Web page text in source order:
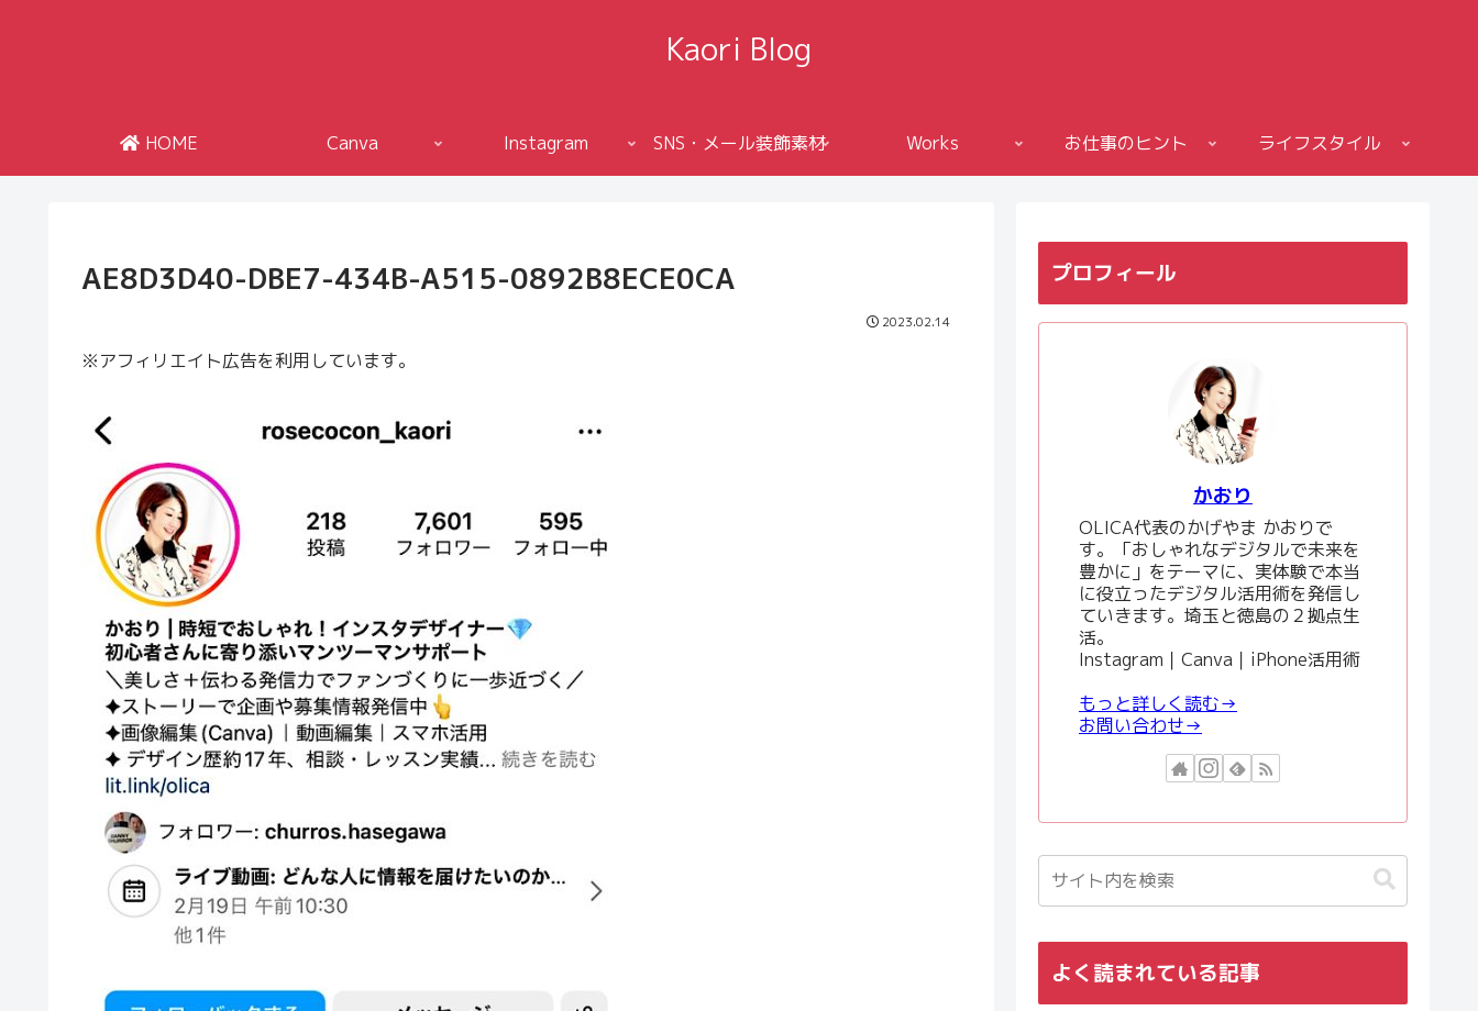
Kaori Blog
HOME Canva Instagram SNS・メール装飾素材 Works お仕事のヒント ライフスタイル
AE8D3D40-DBE7-434B-A515-0892B8ECE0CA
2023.02.14
※アフィリエイト広告を利用しています。
プロフィール
かおり
OLICA代表のかげやま かおりで
す。「おしゃれなデジタルで未来を
豊かに」をテーマに、実体験で本当
に役立ったデジタル活用術を発信し
ていきます。埼玉と徳島の２拠点生
活。
Instagram｜Canva｜iPhone活用術
もっと詳しく読む→
お問い合わせ→
よく読まれている記事